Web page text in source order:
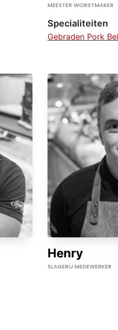
MEESTER WORSTMAKER
Specialiteiten
Gebraden Pork
Henry
SLAGERIJ MEDEWERKER